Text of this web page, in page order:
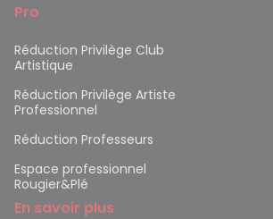
Pro
Réduction Privilège Club
Artistique
Réduction Privilège Artiste
Professionnel
Réduction Professeurs
Espace professionnel
Rougier&Plé
En savoir plus